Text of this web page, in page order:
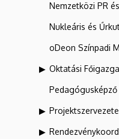
Nemzetközi PR
Nukleáris és
oDeon Színpadi
Oktatási